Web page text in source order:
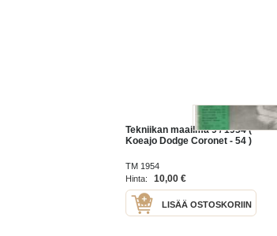
Tekniikan maailma 9 / 1954 (
Koeajo Dodge Coronet - 54 )
TM 1954
Hinta:
10,00 €
LISÄÄ OSTOSKORIIN